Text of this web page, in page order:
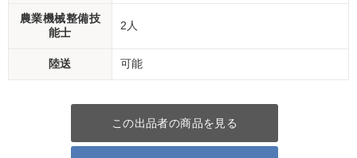
農業機械整備技
能士
2人
陸送 可能
この出品者の商品を見る